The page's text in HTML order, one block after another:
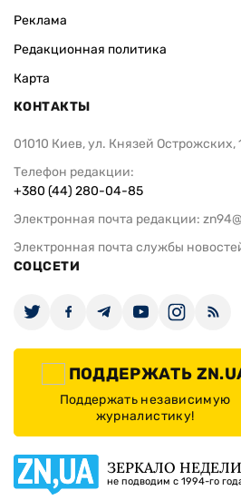
Реклама
Редакционная политика
Карта
КОНТАКТЫ
01010 Киев, ул. Князей Острожских,
Телефон редакции:
+380 (44) 280-04-85
Электронная почта редакции:
Электронная почта службы
СОЦСЕТИ
ПОДДЕРЖАТЬ
Поддержать независимую
журналистику!
ЗЕРКАЛО НЕДЕЛИ
не подводим с 1994-го